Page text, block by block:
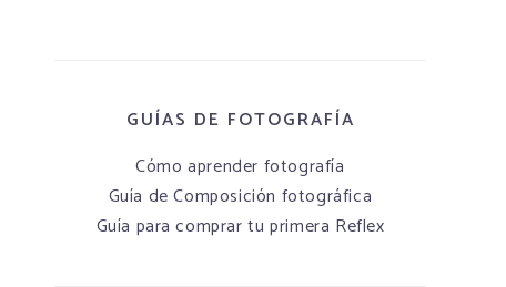
GUÍAS DE FOTOGRAFÍA
Cómo aprender fotografía
Guía de Composición fotográfica
Guía para comprar tu primera Reflex